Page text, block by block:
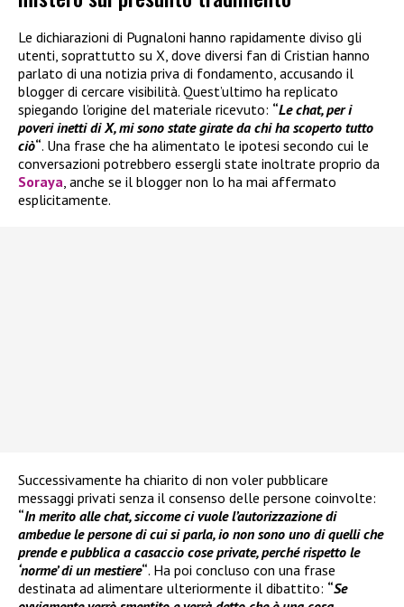
Le dichiarazioni di Pugnaloni hanno rapidamente diviso gli
utenti, soprattutto su X, dove diversi fan di Cristian hanno
parlato di una notizia priva di fondamento, accusando il
blogger di cercare visibilità. Quest’ultimo ha replicato
spiegando l’origine del materiale ricevuto: “Le chat, per i
poveri inetti di X, mi sono state girate da chi ha scoperto tutto
ciò“. Una frase che ha alimentato le ipotesi secondo cui le
conversazioni potrebbero essergli state inoltrate proprio da
Soraya , anche se il blogger non lo ha mai affermato
esplicitamente.
Successivamente ha chiarito di non voler pubblicare
messaggi privati senza il consenso delle persone coinvolte:
“In merito alle chat, siccome ci vuole l’autorizzazione di
ambedue le persone di cui si parla, io non sono uno di quelli che
prende e pubblica a casaccio cose private, perché rispetto le
‘norme’ di un mestiere“. Ha poi concluso con una frase
destinata ad alimentare ulteriormente il dibattito: “Se